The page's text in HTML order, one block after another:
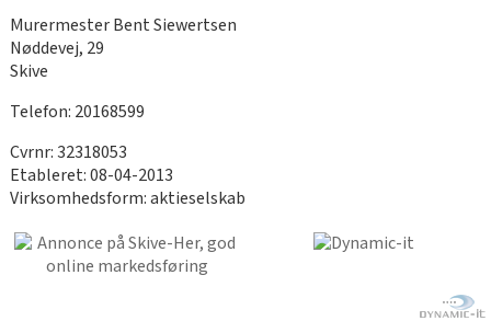
Murermester Bent Siewertsen
Nøddevej, 29
Skive
Telefon: 20168599
Cvrnr: 32318053
Etableret: 08-04-2013
Virksomhedsform: aktieselskab